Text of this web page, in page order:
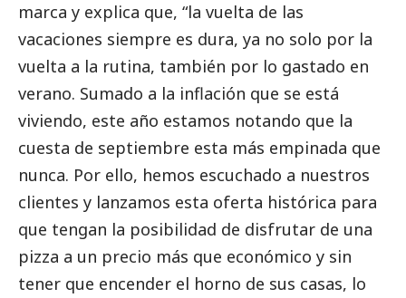
marca y explica que, “la vuelta de las
vacaciones siempre es dura, ya no solo por la
vuelta a la rutina, también por lo gastado en
verano. Sumado a la inflación que se está
viviendo, este año estamos notando que la
cuesta de septiembre esta más empinada que
nunca. Por ello, hemos escuchado a nuestros
clientes y lanzamos esta oferta histórica para
que tengan la posibilidad de disfrutar de una
pizza a un precio más que económico y sin
tener que encender el horno de sus casas, lo